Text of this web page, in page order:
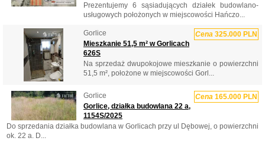
Prezentujemy 6 sąsiadujących działek budowlano-
usługowych położonych w miejscowości Hańczo...
Gorlice Cena 325.000 PLN
Mieszkanie 51,5 m² w Gorlicach
626S
Na sprzedaż dwupokojowe mieszkanie o powierzchni
51,5 m², położone w miejscowości Gorl...
Gorlice Cena 165.000 PLN
Gorlice, działka budowlana 22 a,
1154S/2025
Do sprzedania działka budowlana w Gorlicach przy ul Dębowej, o powierzchni
ok. 22 a. D...